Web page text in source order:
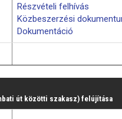
Részvételi felhívás
Közbeszerzési
Dokumentáció
út közötti szakasz) felújítása